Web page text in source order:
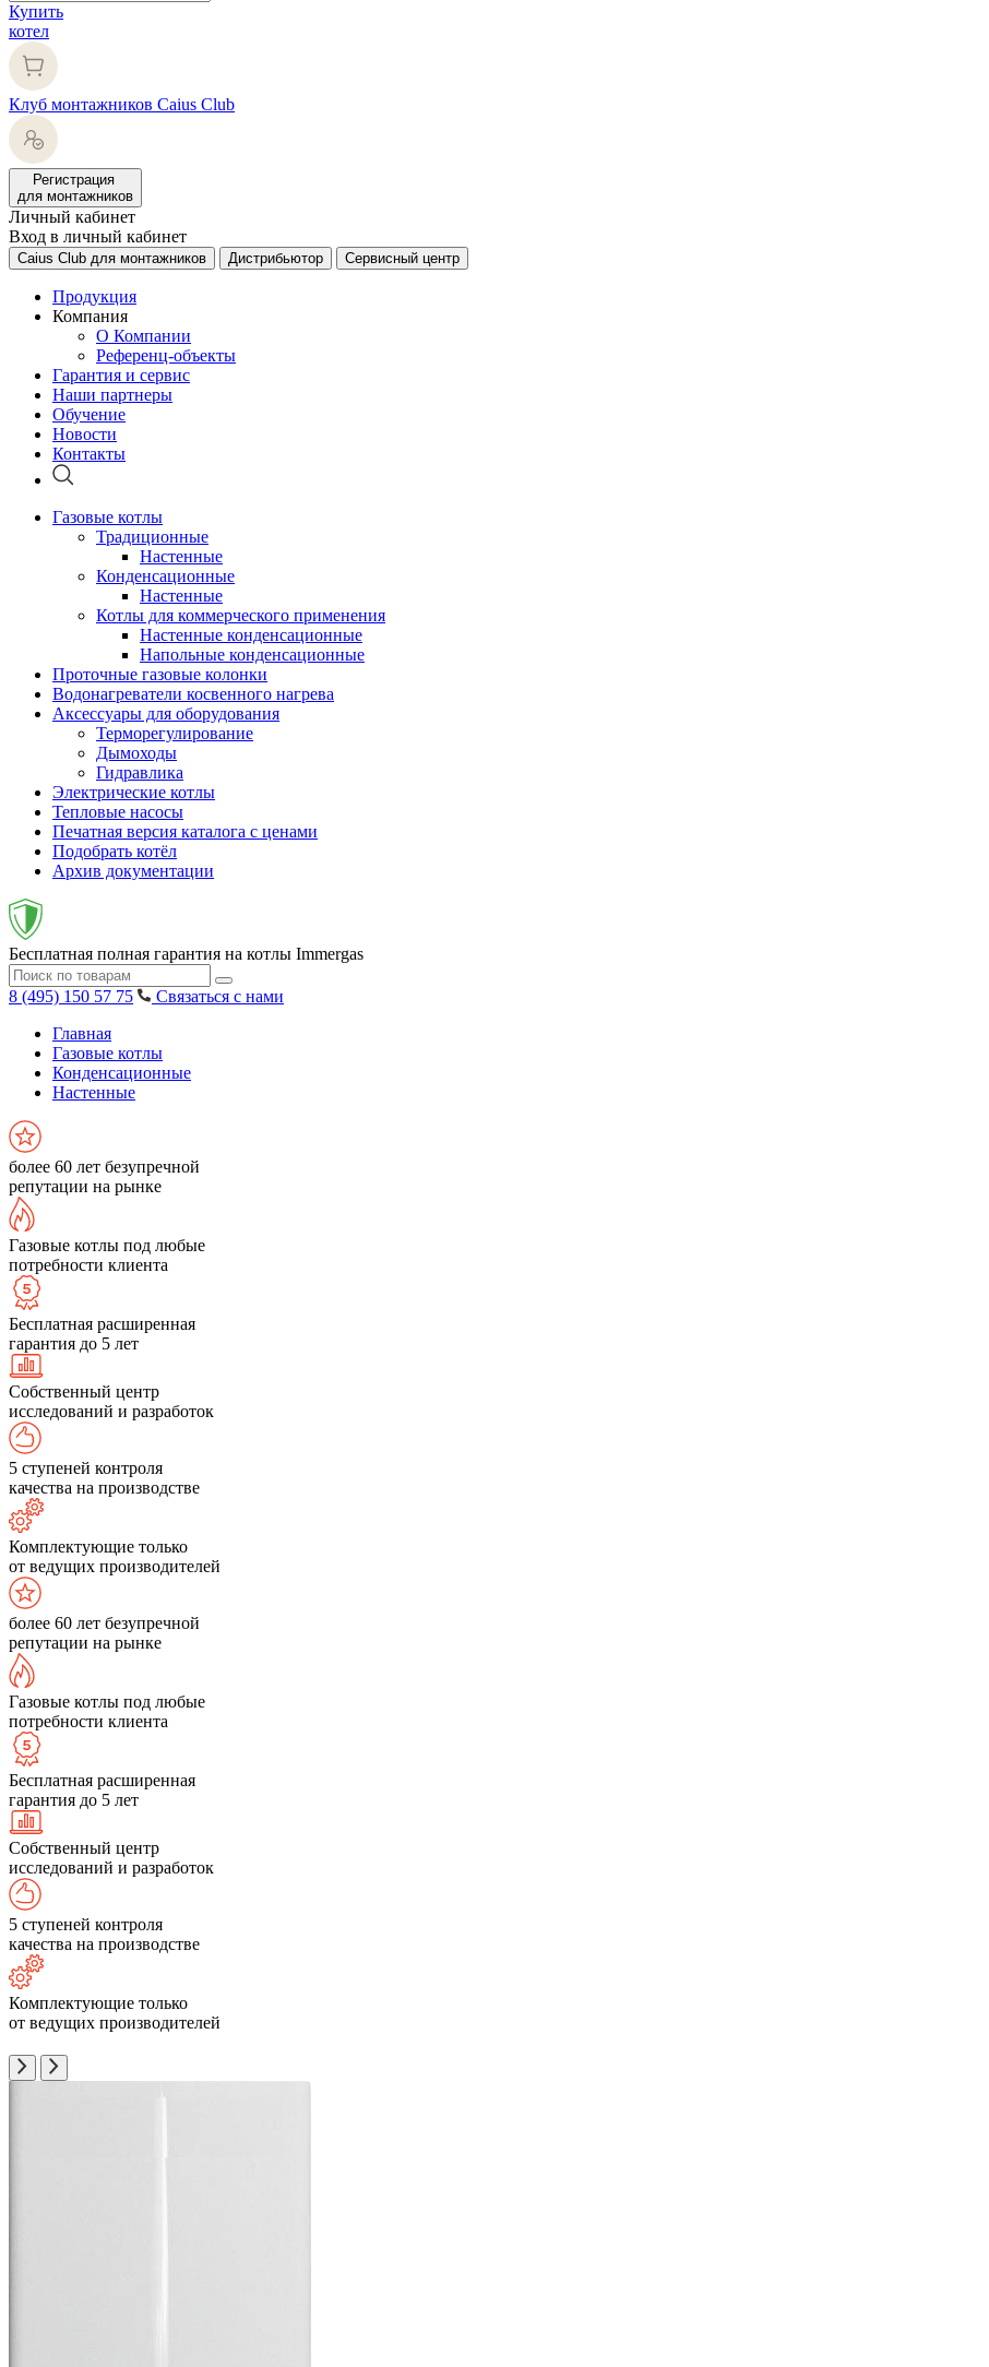
Купить
котел
Клуб монтажников Caius Club
Регистрация
для монтажников
Личный кабинет
Вход в личный кабинет
Caius Club для монтажников Дистрибьютор Сервисный центр
Продукция
Компания
О Компании
Референц-объекты
Гарантия и сервис
Наши партнеры
Обучение
Новости
Контакты
Газовые котлы
Традиционные
Настенные
Конденсационные
Настенные
Котлы для коммерческого применения
Настенные конденсационные
Напольные конденсационные
Проточные газовые колонки
Водонагреватели косвенного нагрева
Аксессуары для оборудования
Терморегулирование
Дымоходы
Гидравлика
Электрические котлы
Тепловые насосы
Печатная версия каталога с ценами
Подобрать котёл
Архив документации
Бесплатная полная гарантия на котлы Immergas
8 (495) 150 57 75
Связаться с нами
Главная
Газовые котлы
Конденсационные
Настенные
более 60 лет безупречной
репутации на рынке
Газовые котлы под любые
потребности клиента
Бесплатная расширенная
гарантия до 5 лет
Собственный центр
исследований и разработок
5 ступеней контроля
качества на производстве
Комплектующие только
от ведущих производителей
более 60 лет безупречной
репутации на рынке
Газовые котлы под любые
потребности клиента
Бесплатная расширенная
гарантия до 5 лет
Собственный центр
исследований и разработок
5 ступеней контроля
качества на производстве
Комплектующие только
от ведущих производителей